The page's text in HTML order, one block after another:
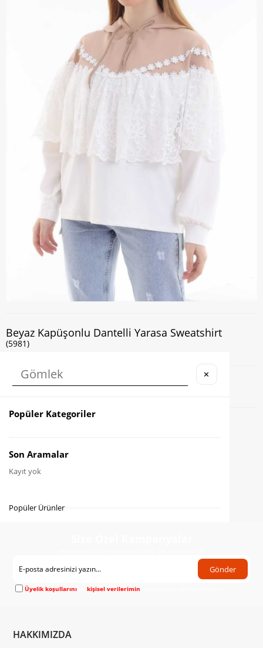
Beyaz Kapüşonlu Dantelli Yarasa Sweatshirt
(5981)
Kapıda Nakit veya Kart ile Ödeme İmkanı
Karşılaştır
Fiyat Düşünce Haber Ver
Gönder
Üyelik koşullarını vekişisel verilerimin
HAKKIMIZDA
✕
Popüler Kategoriler
Son Aramalar
Kayıt yok
Popüler Ürünler